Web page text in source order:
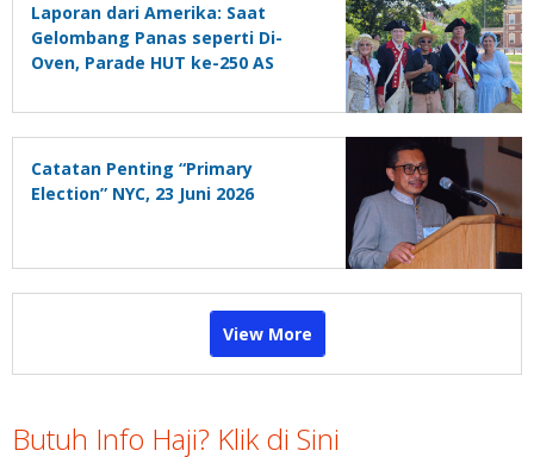
Laporan dari Amerika: Saat
Gelombang Panas seperti Di-
Oven, Parade HUT ke-250 AS
Catatan Penting “Primary
Election” NYC, 23 Juni 2026
View More
Butuh Info Haji? Klik di Sini